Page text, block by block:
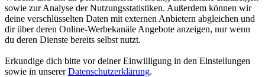
sowie zur Analyse der Nutzungsstatistiken. Außerdem können wir
deine verschlüsselten Daten mit externen Anbietern abgleichen und
dir über deren Online-Werbekanäle Angebote anzeigen, nur wenn
du deren Dienste bereits selbst nutzt.
Erkundige dich bitte vor deiner Einwilligung in den Einstellungen
sowie in unsererDatenschutzerklärung.